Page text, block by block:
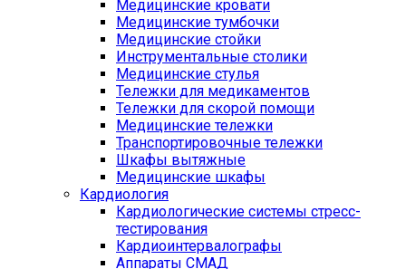
Медицинские кровати
Медицинские тумбочки
Медицинские стойки
Инструментальные столики
Медицинские стулья
Тележки для медикаментов
Тележки для скорой помощи
Медицинские тележки
Транспортировочные тележки
Шкафы вытяжные
Медицинские шкафы
Кардиология
Кардиологические системы стресс-
тестирования
Кардиоинтервалографы
Аппараты СМАД